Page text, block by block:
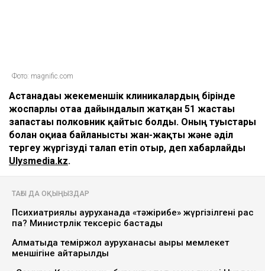
Фото: magnific.com
Астанадағы жекеменшік клиникалардың бірінде
жоспарлы отаға дайындалып жатқан 51 жастағы
запастағы полковник қайтыс болды. Оның туыстары
болған оқиғаға байланысты жан-жақты және әділ
тергеу жүргізуді талап етіп отыр, деп хабарлайды
Ulysmedia.kz.
ТАҒЫ ДА ОҚЫҢЫЗДАР
Психиатриялық ауруханада «тәжірибе» жүргізілгені рас
па? Министрлік тексеріс бастады
Алматыда теміржол ауруханасы ақыры мемлекет
меншігіне қайтарылды